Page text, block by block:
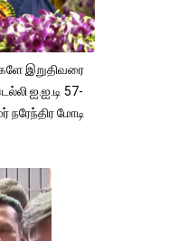
இறுதிவரை
ஐ.ஐ.டி 57-
நரேந்திர மோடி